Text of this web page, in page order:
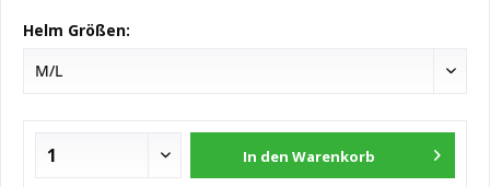
Helm Größen:
In den Warenkorb